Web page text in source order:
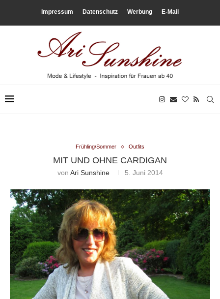
Impressum Datenschutz Werbung E-Mail
Frühling/Sommer Outfits
MIT UND OHNE CARDIGAN
von Ari Sunshine 5. Juni 2014